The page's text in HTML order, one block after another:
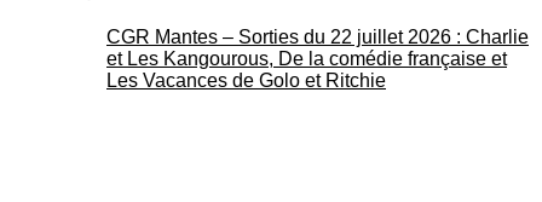
CGR Mantes – Sorties du 22 juillet 2026 : Charlie
et Les Kangourous, De la comédie française et
Les Vacances de Golo et Ritchie